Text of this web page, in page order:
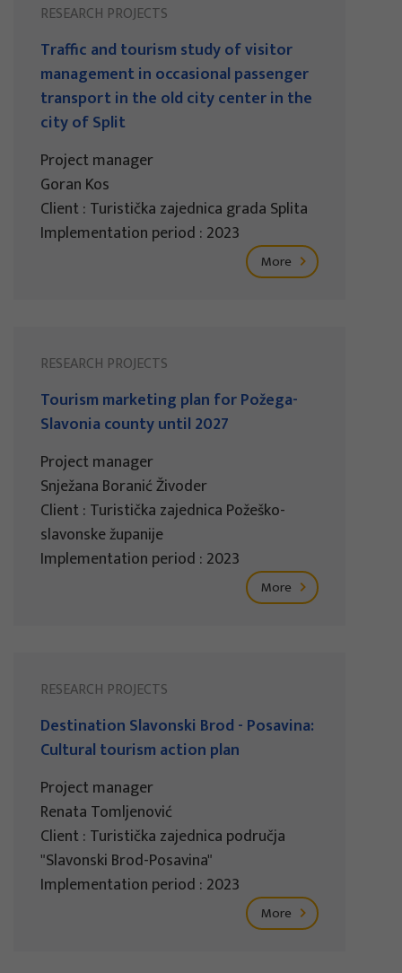
RESEARCH PROJECTS
Traffic and tourism study of visitor
management in occasional passenger
transport in the old city center in the
city of Split
Project manager
Goran Kos
Client : Turistička zajednica grada Splita
Implementation period : 2023
More
RESEARCH PROJECTS
Tourism marketing plan for Požega-
Slavonia county until 2027
Project manager
Snježana Boranić Živoder
Client : Turistička zajednica Požeško-
slavonske županije
Implementation period : 2023
More
RESEARCH PROJECTS
Destination Slavonski Brod - Posavina:
Cultural tourism action plan
Project manager
Renata Tomljenović
Client : Turistička zajednica područja
"Slavonski Brod-Posavina"
Implementation period : 2023
More